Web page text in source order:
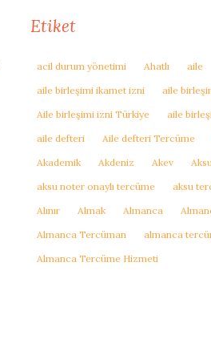
Etiket
acil durum yönetimi Ahatlı aile
aile birleşimi ikamet izni
aile
Aile birleşimi izni Türkiye
aile
aile defteri
Aile defteri Tercüme
Akademik
Akdeniz Akev
Aksu
aksu noter onaylı tercüme
aksu
Alınır
Almak Almanca
Almanca Tercüman
almanca
Almanca Tercüme Hizmeti